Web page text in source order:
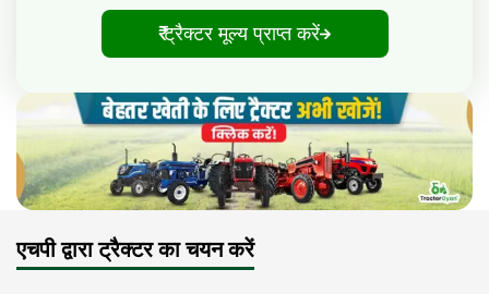
₹ ट्रैक्टर मूल्य प्राप्त करें
एचपी द्वारा ट्रैक्टर का चयन करें